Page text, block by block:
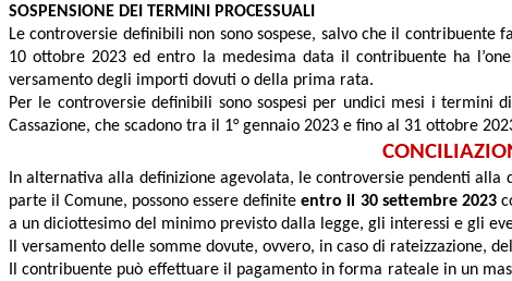
SOSPENSIONE DEI TERMINI PROCESSUALI
Le controversie definibili non sono sospese, salvo che il
10 ottobre 2023 ed entro la medesima data il contribuente ha
versamento degli importi dovuti o della prima rata.
Per le controversie definibili sono sospesi per undici mesi i termini
Cassazione, che scadono tra il 1° gennaio 2023 e fino al 31 ottobre
In alternativa alla definizione agevolata, le controversie pendenti
parte il Comune, possono essere definiteentro il 30 settembre 2023
a un diciottesimo del minimo previsto dalla legge, gli interessi e gli
Il versamento delle somme dovute, ovvero, in caso di rateizzazione,
Il contribuente può effettuare il pagamento in forma rateale in un